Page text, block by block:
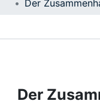
Projects
Der